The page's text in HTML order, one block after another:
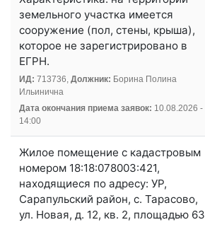
земельного участка имеется
сооружение (пол, стены, крыша),
которое не зарегистрировано в
ЕГРН.
ИД: 713736, Должник: Борина Полина
Ильинична
Дата окончания приема заявок: 10.08.2026 -
14:00
Жилое помещение с кадастровым
номером 18:18:078003:421,
находящиеся по адресу: УР,
Сарапульский район, с. Тарасово,
ул. Новая, д. 12, кв. 2, площадью 63